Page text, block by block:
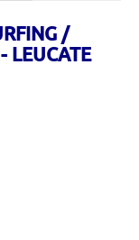
/
LEUCATE